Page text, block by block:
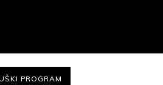
PROGRAM